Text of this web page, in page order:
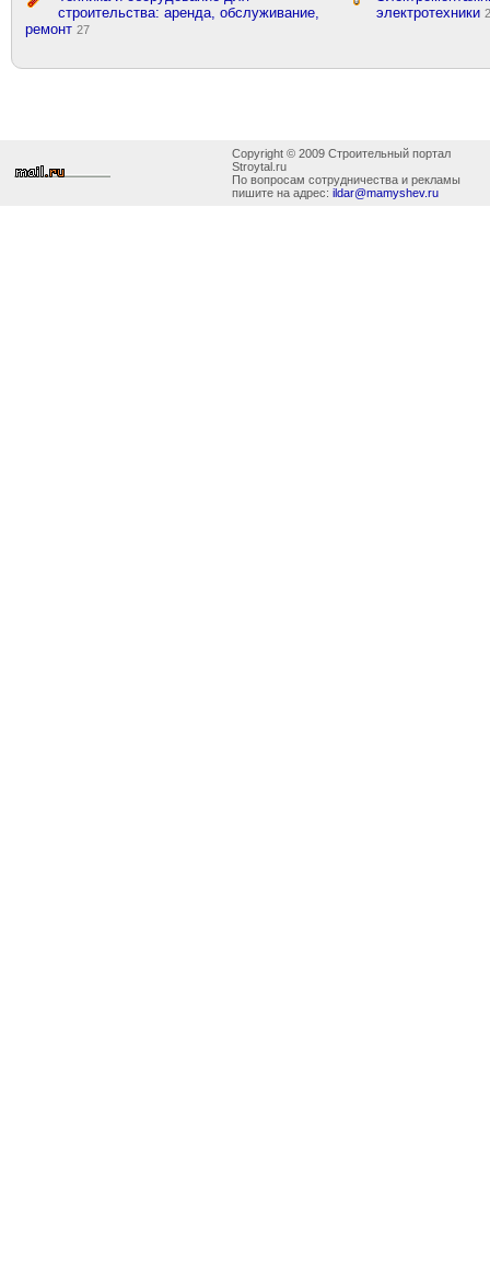
строительства: аренда, обслуживание,
ремонт 27
электротехники
Copyright © 2009 Строительный портал
Stroytal.ru
По вопросам сотрудничества и рекламы
пишите на адрес: ildar@mamyshev.ru